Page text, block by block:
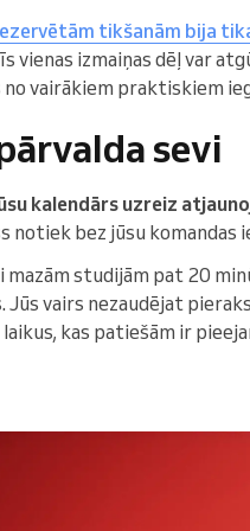
tikšanām bija
vienas izmaiņas dēļ var
vairākiem praktiskiem
sevi
kalendārs uzreiz
notiek bez jūsu komandas
mazām studijām pat 20
Jūs vairs nezaudējat
kas patiešām ir